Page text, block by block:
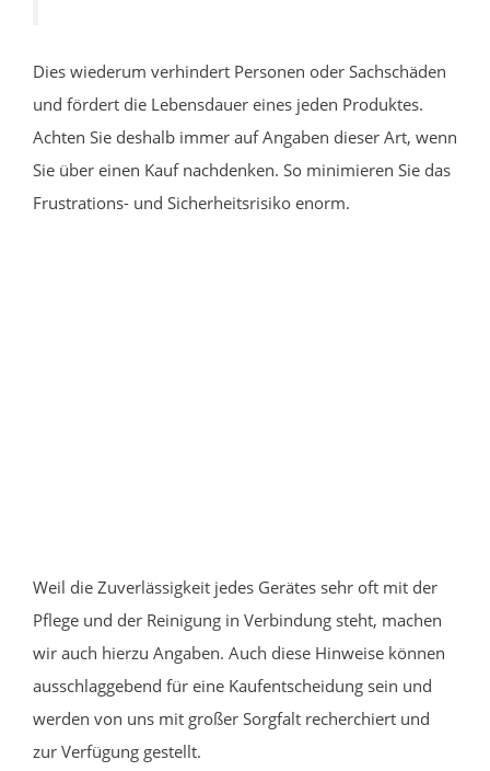
Dies wiederum verhindert Personen oder Sachschäden
und fördert die Lebensdauer eines jeden Produktes.
Achten Sie deshalb immer auf Angaben dieser Art, wenn
Sie über einen Kauf nachdenken. So minimieren Sie das
Frustrations- und Sicherheitsrisiko enorm.
Weil die Zuverlässigkeit jedes Gerätes sehr oft mit der
Pflege und der Reinigung in Verbindung steht, machen
wir auch hierzu Angaben. Auch diese Hinweise können
ausschlaggebend für eine Kaufentscheidung sein und
werden von uns mit großer Sorgfalt recherchiert und
zur Verfügung gestellt.